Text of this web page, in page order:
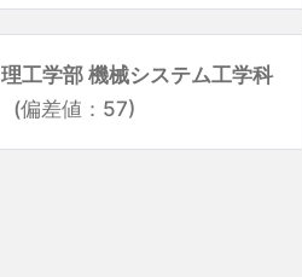
理工学部 機械システム工学科
(偏差値：57)